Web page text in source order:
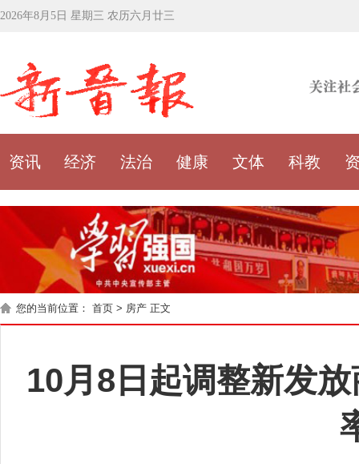
2026年8月5日 星期三 农历六月廿三
资讯 经济 法治 健康 文体 科教
您的当前位置： 首页 > 房产 正文
10月8日起调整新发